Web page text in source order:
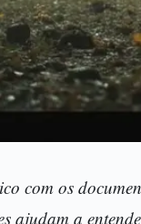
com os
ajudam a